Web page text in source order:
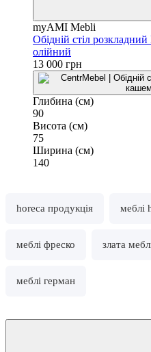
myAMI Mebli
Обідній стіл
олійний
13 000 грн
Глибина (см)
90
Висота (см)
75
Ширина (см)
140
horeca продукція меблі
меблі фреско злата
меблі герман